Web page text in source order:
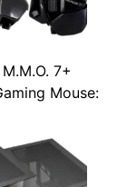
7+
Mouse: